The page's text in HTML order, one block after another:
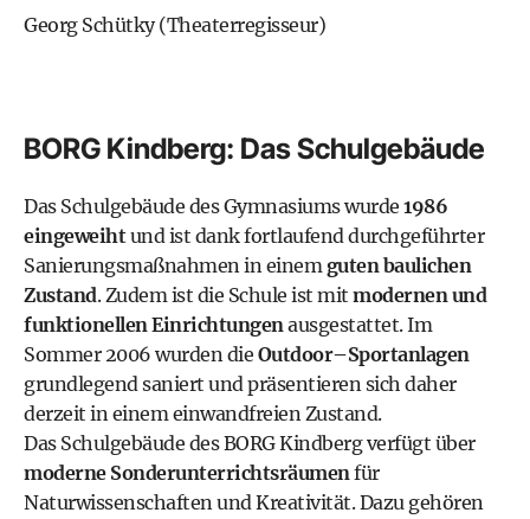
Georg Schütky (Theaterregisseur)
BORG Kindberg: Das Schulgebäude
Das Schulgebäude des Gymnasiums wurde 1986
eingeweihtund ist dank fortlaufend durchgeführter
Sanierungsmaßnahmen in einemguten baulichen
Zustand. Zudem ist die Schule ist mit modernen und
funktionellen Einrichtungenausgestattet. Im
Sommer 2006 wurden die Outdoor–Sportanlagen
grundlegend saniert und präsentieren sich daher
derzeit in einem einwandfreien Zustand.
Das Schulgebäude des BORG Kindberg verfügt über
moderne Sonderunterrichtsräumenfür
Naturwissenschaften und Kreativität. Dazu gehören